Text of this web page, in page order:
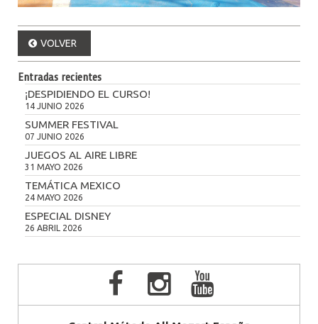
VOLVER
Entradas recientes
¡DESPIDIENDO EL CURSO!
14 JUNIO 2026
SUMMER FESTIVAL
07 JUNIO 2026
JUEGOS AL AIRE LIBRE
31 MAYO 2026
TEMÁTICA MEXICO
24 MAYO 2026
ESPECIAL DISNEY
26 ABRIL 2026